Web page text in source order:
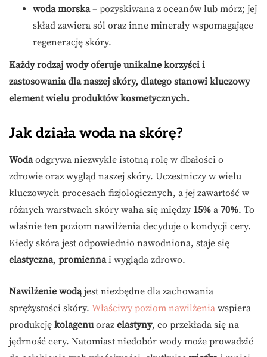
woda morska– pozyskiwana z oceanów lub mórz; jej
skład zawiera sól oraz inne minerały wspomagające
regenerację skóry.
Każdy rodzaj wody oferuje unikalne korzyści i
zastosowania dla naszej skóry, dlatego stanowi kluczowy
element wielu produktów kosmetycznych.
Jak działa woda na skórę?
Wodaodgrywa niezwykle istotną rolę w dbałości o
zdrowie oraz wygląd naszej skóry. Uczestniczy w wielu
kluczowych procesach fizjologicznych, a jej zawartość w
różnych warstwach skóry waha się między 15% a 70%. To
właśnie ten poziom nawilżenia decyduje o kondycji cery.
Kiedy skóra jest odpowiednio nawodniona, staje się
elastyczna, promiennai wygląda zdrowo.
Nawilżenie wodąjest niezbędne dla zachowania
sprężystości skóry. Właściwy poziom nawilżenia wspiera
produkcję kolagenuoraz elastyny, co przekłada się na
jędrność cery. Natomiast niedobór wody może prowadzić